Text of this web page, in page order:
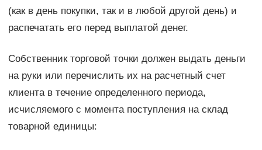
(как в день покупки, так и в любой другой день) и
распечатать его перед выплатой денег.
Собственник торговой точки должен выдать деньги
на руки или перечислить их на расчетный счет
клиента в течение определенного периода,
исчисляемого с момента поступления на склад
товарной единицы: